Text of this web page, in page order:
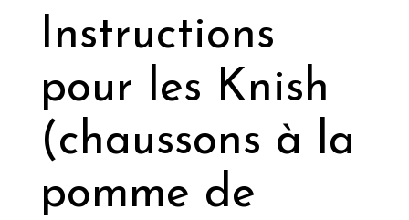
Instructions
pour les Knish
(chaussons à la
pomme de